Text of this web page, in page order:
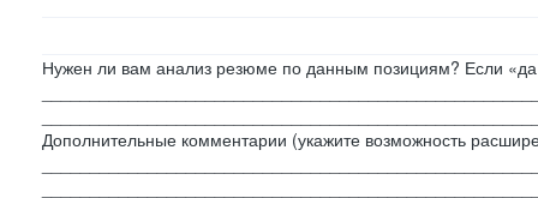
Нужен ли вам анализ резюме по данным позициям? Если
Дополнительные комментарии (укажите возможность